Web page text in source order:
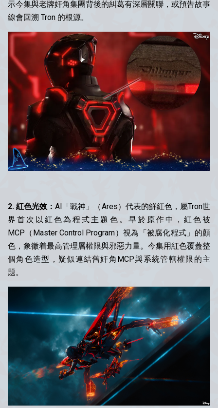
示今集與老牌奸角集團背後的糾葛有深層關聯，或預告故事
線會回溯 Tron 的根源。
2. 紅色光效：AI「戰神」（Ares）代表的鮮紅色，屬Tron世
界首次以紅色為程式主題色。早於原作中，紅色被
MCP（Master Control Program）視為「被腐化程式」的顏
色，象徵着最高管理層權限與邪惡力量。今集用紅色覆蓋整
個角色造型，疑似連結舊奸角MCP與系統管轄權限的主
題。